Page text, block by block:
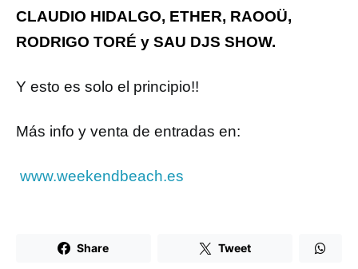
CLAUDIO HIDALGO, ETHER, RAOOÜ,
RODRIGO TORÉ y SAU DJS SHOW.
Y esto es solo el principio!!
Más info y venta de entradas en:
www.weekendbeach.es
Share Tweet